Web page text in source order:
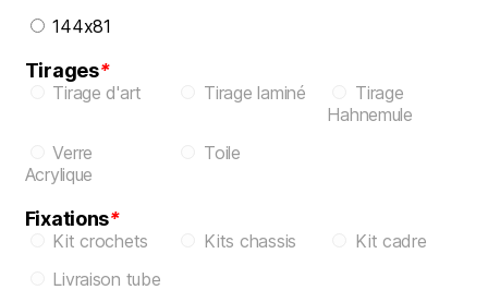
144x81
Tirages*
Tirage d'art Tirage laminé
Tirage
Hahnemule
Verre
Acrylique
Toile
Fixations*
Kit crochets Kits chassis
Kit cadre
Livraison tube